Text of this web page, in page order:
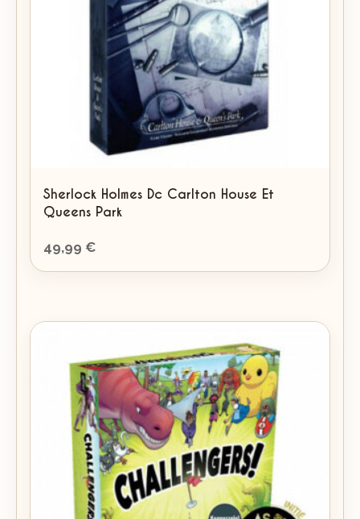
Sherlock Holmes Dc Carlton House Et
Queens Park
49,99 €